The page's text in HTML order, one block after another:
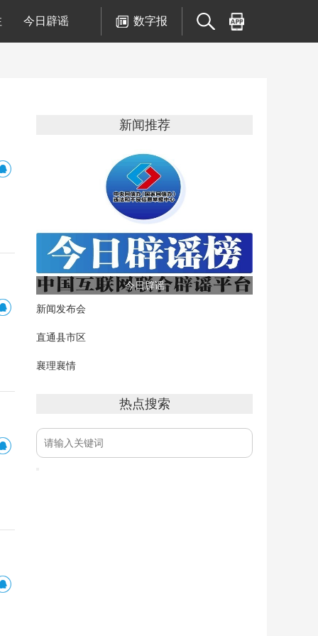
今日辟谣 数字报
新闻推荐
今日辟谣
新闻发布会
直通县市区
襄理襄情
热点搜索